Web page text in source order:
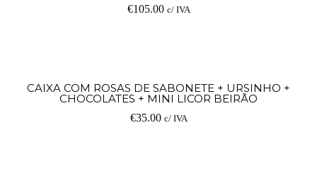
€105.00 c/ IVA
CAIXA COM ROSAS DE SABONETE + URSINHO +
CHOCOLATES + MINI LICOR BEIRÃO
€35.00 c/ IVA